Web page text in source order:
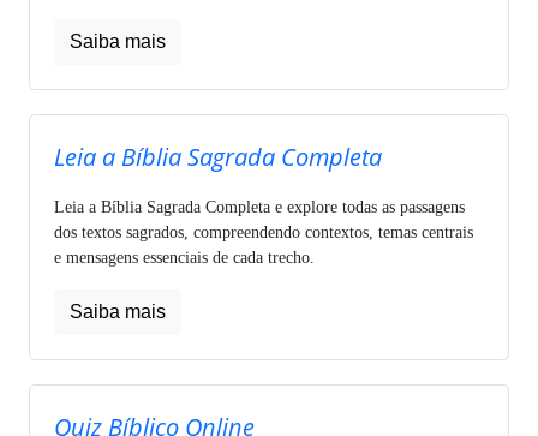
Saiba mais
Leia a Bíblia Sagrada Completa
Leia a Bíblia Sagrada Completa e explore todas as passagens
dos textos sagrados, compreendendo contextos, temas centrais
e mensagens essenciais de cada trecho.
Saiba mais
Quiz Bíblico Online